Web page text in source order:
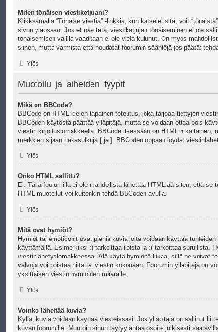
Miten tönäisen viestiketjuani?
Klikkaamalla “Tönaise viestiä” -linkkiä, kun katselet sitä, voit
sivun yläosaan. Jos et näe tätä, viestiketjujen tönäiseminen ei ole
tönäisemisen välillä vaaditaan ei ole vielä kulunut. On myös
siihen, mutta varmista että noudatat foorumin sääntöjä jos päätät
Ylös
Muotoilu ja aiheiden tyypit
Mikä on BBCode?
BBCode on HTML-kielen tapainen toteutus, joka tarjoaa tiettyjen
BBCoden käytöstä päättää ylläpitäjä, mutta se voidaan ottaa pois
viestin kirjoituslomakkeella. BBCode itsessään on HTML:n kaltainen,
merkkien sijaan hakasulkuja [ ja ]. BBCoden oppaan löydät
Ylös
Onko HTML sallittu?
Ei. Tällä foorumilla ei ole mahdollista lähettää HTML:ää siten, että se
HTML-muotoilut voi kuitenkin tehdä BBCoden avulla.
Ylös
Mitä ovat hymiöt?
Hymiöt tai emoticonit ovat pieniä kuvia joita voidaan käyttää
käyttämällä. Esimerkiksi :) tarkoittaa iloista ja :( tarkoittaa surullista.
viestinlähetyslomakkeessa. Älä käytä hymiöitä liikaa, sillä ne voivat
valvoja voi poistaa niitä tai viestin kokonaan. Foorumin ylläpitäjä on
yksittäisen viestin hymiöiden määrälle.
Ylös
Voinko lähettää kuvia?
Kyllä, kuvia voidaan käyttää viesteissäsi. Jos ylläpitäjä on sallinut
kuvan foorumille. Muutoin sinun täytyy antaa osoite julkisesti